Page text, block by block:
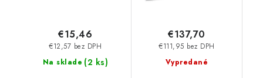
Na sklade (2 ks)
€12,57 bez DPH
€15,46
Vypredané
€111,95 bez DPH
€137,70